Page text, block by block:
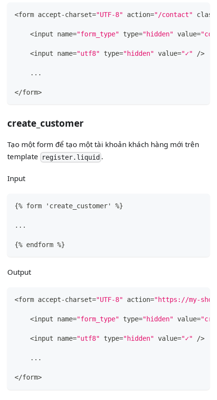
<form accept-charset="UTF-8" action="/contact"
    <input name=
"form_type" type="hidden" value=
    <input name=
"utf8" type="hidden" value="✓" />
    ...
</form>
create_customer
Tạo một form để tạo một tài khoản khách hàng mới trên
template register.liquid .
Input
{% form 'create_customer' %}
...
{% endform %}
Output
<form accept-charset="UTF-8" action="https://my-
    <input name=
"form_type" type="hidden" value=
    <input name=
"utf8" type="hidden" value="✓" />
    ...
</form>